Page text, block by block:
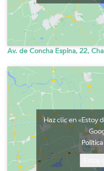
Av. de Concha Espina, 22,
Haz clic en «Estoy